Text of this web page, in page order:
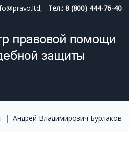
Тел.: 8 (800) 444-76-40
| Андрей Владимирович Бурлаков